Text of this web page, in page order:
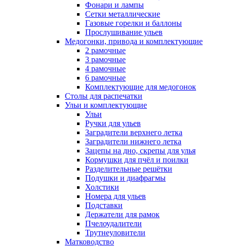
Фонари и лампы
Сетки металлические
Газовые горелки и баллоны
Прослушивание ульев
Медогонки, привода и комплектующие
2 рамочные
3 рамочные
4 рамочные
6 рамочные
Комплектующие для медогонок
Столы для распечатки
Ульи и комплектующие
Ульи
Ручки для ульев
Заградители верхнего летка
Заградители нижнего летка
Зацепы на дно, скрепы для улья
Кормушки для пчёл и поилки
Разделительные решётки
Подушки и диафрагмы
Холстики
Номера для ульев
Подставки
Держатели для рамок
Пчелоудалители
Трутнеуловители
Матководство